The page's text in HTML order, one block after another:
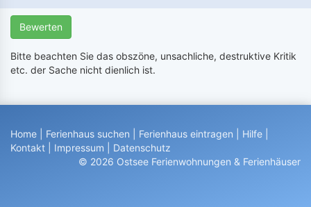
Bewerten
Bitte beachten Sie das obszöne, unsachliche, destruktive Kritik
etc. der Sache nicht dienlich ist.
Home Ferienhaus suchen Ferienhaus eintragen Hilfe
Kontakt
Impressum
Datenschutz
© 2026 Ostsee Ferienwohnungen & Ferienhäuser